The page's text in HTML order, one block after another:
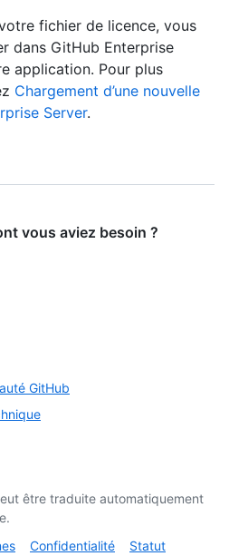
fichier de licence, vous
dans GitHub Enterprise
application. Pour plus
Chargement d’une nouvelle
Server.
vous aviez besoin ?
GitHub
être traduite automatiquement
Confidentialité Statut